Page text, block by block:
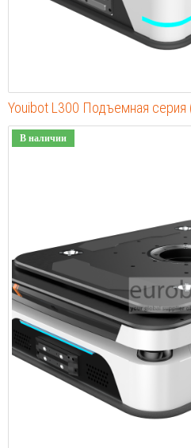
Youibot L300 Подъемная серия
В наличии